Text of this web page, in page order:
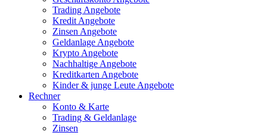
Trading Angebote
Kredit Angebote
Zinsen Angebote
Geldanlage Angebote
Krypto Angebote
Nachhaltige Angebote
Kreditkarten Angebote
Kinder & junge Leute Angebote
Rechner
Konto & Karte
Trading & Geldanlage
Zinsen